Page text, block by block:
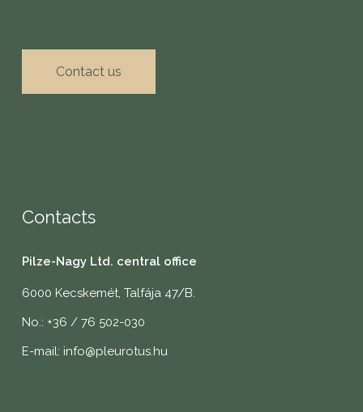
Contact us
Contacts
Pilze-Nagy Ltd. central office
6000 Kecskemét, Talfája 47/B.
No.: +36 / 76 502-030
E-mail: info@pleurotus.hu